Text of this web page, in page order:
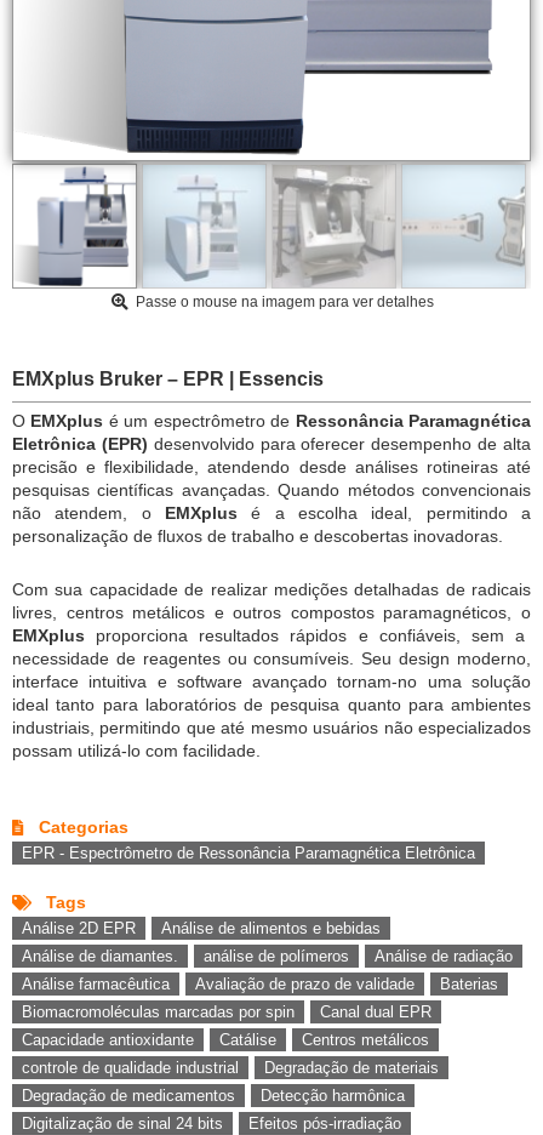
Passe o mouse na imagem para ver detalhes
EMXplus Bruker – EPR | Essencis
O EMXplus é um espectrômetro de Ressonância Paramagnética
Eletrônica (EPR) desenvolvido para oferecer desempenho de alta
precisão e flexibilidade, atendendo desde análises rotineiras até
pesquisas científicas avançadas. Quando métodos convencionais
não atendem, o EMXplus é a escolha ideal, permitindo a
personalização de fluxos de trabalho e descobertas inovadoras.
Com sua capacidade de realizar medições detalhadas de radicais
livres, centros metálicos e outros compostos paramagnéticos, o
EMXplus proporciona resultados rápidos e confiáveis, sem a
necessidade de reagentes ou consumíveis. Seu design moderno,
interface intuitiva e software avançado tornam-no uma solução
ideal tanto para laboratórios de pesquisa quanto para ambientes
industriais, permitindo que até mesmo usuários não especializados
possam utilizá-lo com facilidade.
Categorias
EPR - Espectrômetro de Ressonância Paramagnética Eletrônica
Tags
Análise 2D EPR
Análise de alimentos e bebidas
Análise de diamantes.
análise de polímeros
Análise de radiação
Análise farmacêutica
Avaliação de prazo de validade
Baterias
Biomacromoléculas marcadas por spin
Canal dual EPR
Capacidade antioxidante
Catálise
Centros metálicos
controle de qualidade industrial
Degradação de materiais
Degradação de medicamentos
Detecção harmônica
Digitalização de sinal 24 bits
Efeitos pós-irradiação